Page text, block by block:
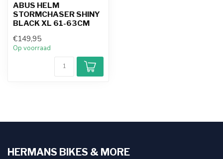
ABUS HELM
STORMCHASER SHINY
BLACK XL 61-63CM
€149,95
Op voorraad
HERMANS BIKES & MORE